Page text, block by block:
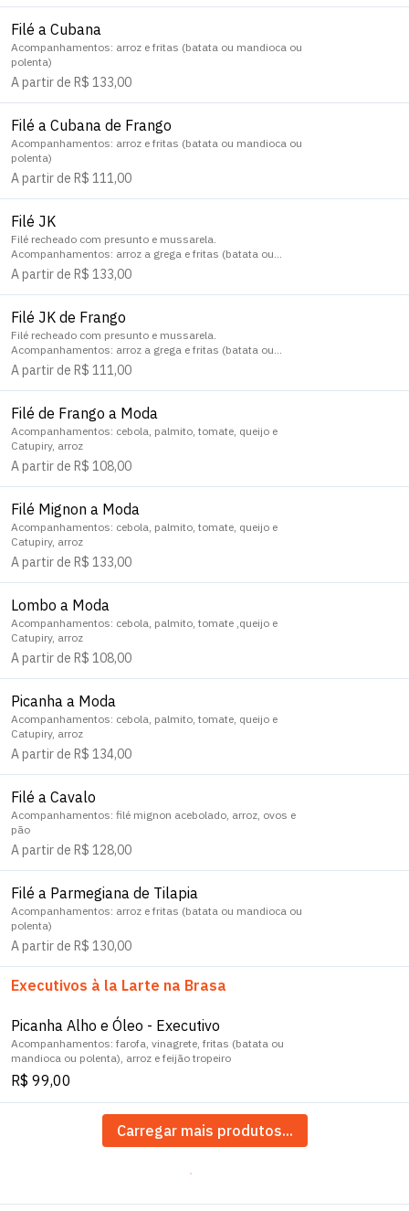
Filé a Cubana
Acompanhamentos: arroz e fritas (batata ou mandioca ou
polenta)
A partir de R$ 133,00
Filé a Cubana de Frango
Acompanhamentos: arroz e fritas (batata ou mandioca ou
polenta)
A partir de R$ 111,00
Filé JK
Filé recheado com presunto e mussarela.
Acompanhamentos: arroz a grega e fritas (batata ou
mandioca ou polenta)
A partir de R$ 133,00
Filé JK de Frango
Filé recheado com presunto e mussarela.
Acompanhamentos: arroz a grega e fritas (batata ou
mandioca ou polenta)
A partir de R$ 111,00
Filé de Frango a Moda
Acompanhamentos: cebola, palmito, tomate, queijo e
Catupiry, arroz
A partir de R$ 108,00
Filé Mignon a Moda
Acompanhamentos: cebola, palmito, tomate, queijo e
Catupiry, arroz
A partir de R$ 133,00
Lombo a Moda
Acompanhamentos: cebola, palmito, tomate ,queijo e
Catupiry, arroz
A partir de R$ 108,00
Picanha a Moda
Acompanhamentos: cebola, palmito, tomate, queijo e
Catupiry, arroz
A partir de R$ 134,00
Filé a Cavalo
Acompanhamentos: filé mignon acebolado, arroz, ovos e
pão
A partir de R$ 128,00
Filé a Parmegiana de Tilapia
Acompanhamentos: arroz e fritas (batata ou mandioca ou
polenta)
A partir de R$ 130,00
Executivos à la Larte na Brasa
Picanha Alho e Óleo - Executivo
Acompanhamentos: farofa, vinagrete, fritas (batata ou
mandioca ou polenta), arroz e feijão tropeiro
R$ 99,00
Carregar mais produtos...